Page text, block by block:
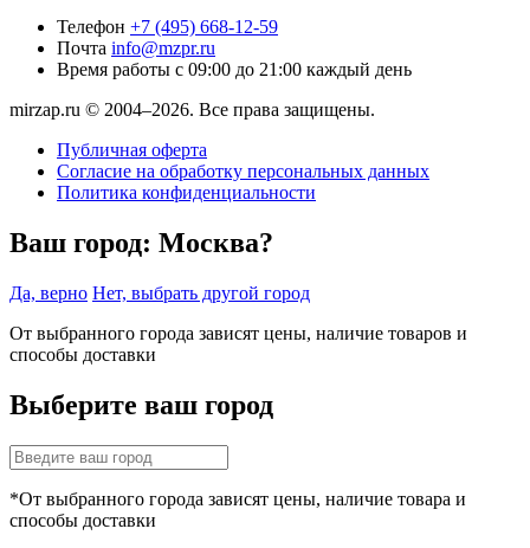
Телефон +7 (495) 668-12-59
Почта info@mzpr.ru
Время работы с 09:00 до 21:00 каждый день
mirzap.ru © 2004–2026. Все права защищены.
Публичная оферта
Согласие на обработку персональных данных
Политика конфиденциальности
Ваш город: Москва?
Да, верно Нет, выбрать другой город
От выбранного города зависят цены, наличие товаров и
способы доставки
Выберите ваш город
*От выбранного города зависят цены, наличие товара и
способы доставки